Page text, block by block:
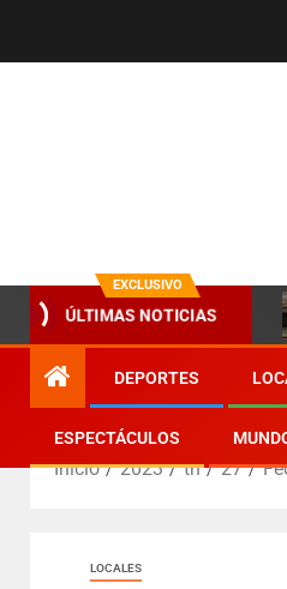
EXCLUSIVO
ÚLTIMAS NOTICIAS
DEPORTES
ESPECTÁCULOS
Inicio 2023 th 27
LOCALES